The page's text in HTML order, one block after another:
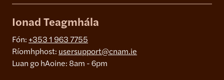
Ionad Teagmhála
Fón: +353 1 963 7755
Ríomhphost: usersupport@cnam.ie
Luan go hAoine: 8am - 6pm